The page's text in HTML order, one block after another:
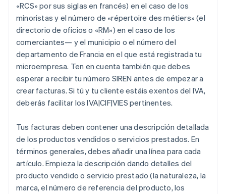
«RCS» por sus siglas en francés) en el caso de los
minoristas y el número de «répertoire des métiers» (el
directorio de oficios o «RM») en el caso de los
comerciantes— y el municipio o el número del
departamento de Francia en el que está registrada tu
microempresa. Ten en cuenta también que debes
esperar a recibir tu número SIREN antes de empezar a
crear facturas. Si tú y tu cliente estáis exentos del IVA,
deberás facilitar los IVA|CIF|VIES pertinentes.
Tus facturas deben contener una descripción detallada
de los productos vendidos o servicios prestados. En
términos generales, debes añadir una línea para cada
artículo. Empieza la descripción dando detalles del
producto vendido o servicio prestado (la naturaleza, la
marca, el número de referencia del producto, los